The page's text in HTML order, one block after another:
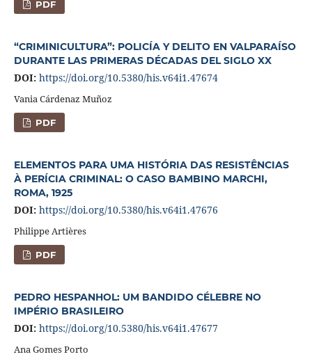
PDF
“CRIMINICULTURA”: POLICÍA Y DELITO EN VALPARAÍSO
DURANTE LAS PRIMERAS DÉCADAS DEL SIGLO XX
DOI: https://doi.org/10.5380/his.v64i1.47674
Vania Cárdenaz Muñoz
PDF
ELEMENTOS PARA UMA HISTÓRIA DAS RESISTÊNCIAS
À PERÍCIA CRIMINAL: O CASO BAMBINO MARCHI,
ROMA, 1925
DOI: https://doi.org/10.5380/his.v64i1.47676
Philippe Artières
PDF
PEDRO HESPANHOL: UM BANDIDO CÉLEBRE NO
IMPÉRIO BRASILEIRO
DOI: https://doi.org/10.5380/his.v64i1.47677
Ana Gomes Porto